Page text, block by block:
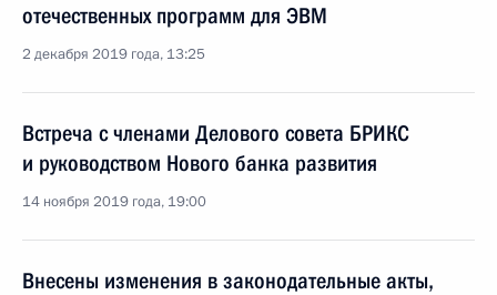
отечественных программ для ЭВМ
2 декабря 2019 года, 13:25
Встреча с членами Делового совета БРИКС
и руководством Нового банка развития
14 ноября 2019 года, 19:00
Внесены изменения в законодательные акты,